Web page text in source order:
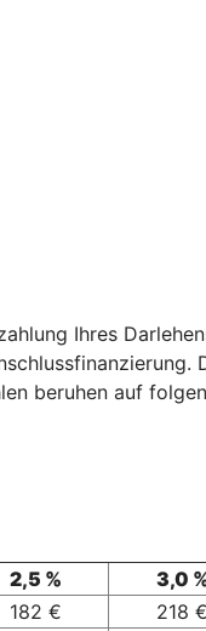
Ihres
beruhen auf
2,5 % 3,0
182 € 218 €